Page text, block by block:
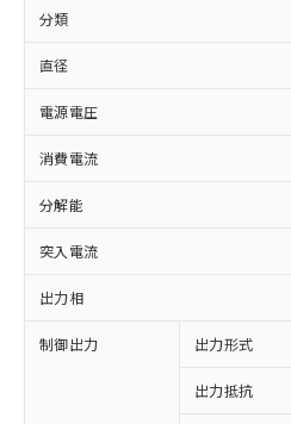
分類
直径
電源電圧
消費電流
分解能
突入電流
出力相
制御出力 出力形式
出力抵抗